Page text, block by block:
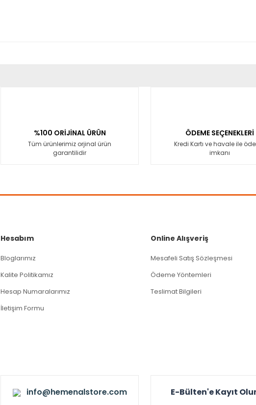
%100 ORİJİNAL ÜRÜN
Tüm ürünlerimiz orjinal ürün
garantilidir
ÖDEME SEÇENEKLERİ
Kredi Kartı ve havale ile
imkanı
Hesabım
Bloglarımız
Kalite Politikamız
Hesap Numaralarımız
İletişim Formu
Online Alışveriş
Mesafeli Satış Sözleşmesi
Ödeme Yöntemleri
Teslimat Bilgileri
info@hemenalstore.com E-Bülten'e Kayıt